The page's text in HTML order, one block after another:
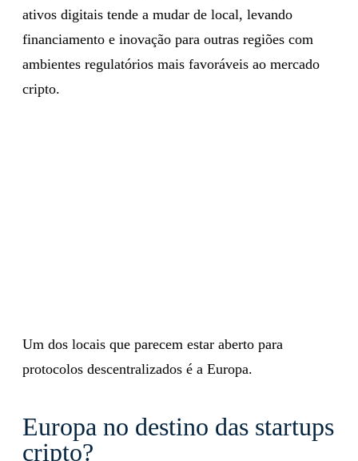
ativos digitais tende a mudar de local, levando
financiamento e inovação para outras regiões com
ambientes regulatórios mais favoráveis ao mercado
cripto.
Um dos locais que parecem estar aberto para
protocolos descentralizados é a Europa.
Europa no destino das startups
cripto?